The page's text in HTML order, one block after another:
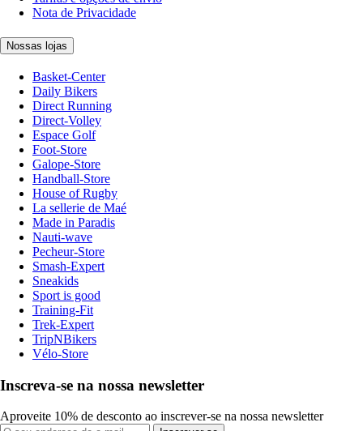
Nota de Privacidade
Nossas lojas
Basket-Center
Daily Bikers
Direct Running
Direct-Volley
Espace Golf
Foot-Store
Galope-Store
Handball-Store
House of Rugby
La sellerie de Maé
Made in Paradis
Nauti-wave
Pecheur-Store
Smash-Expert
Sneakids
Sport is good
Training-Fit
Trek-Expert
TripNBikers
Vélo-Store
Inscreva-se na nossa newsletter
Aproveite 10% de desconto ao inscrever-se na nossa newsletter